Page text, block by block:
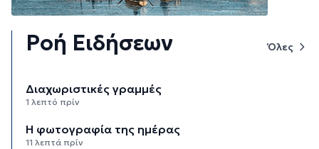
Ροή Ειδήσεων Όλες
Διαχωριστικές γραμμές
1 λεπτό πρίν
Η φωτογραφία της ημέρας
11 λεπτά πρίν